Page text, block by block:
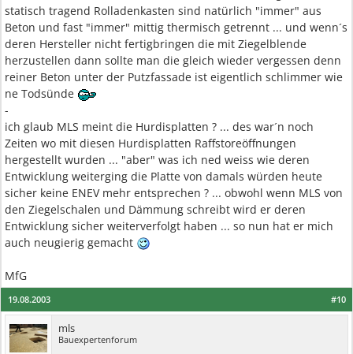
statisch tragend Rolladenkasten sind natürlich "immer" aus
Beton und fast "immer" mittig thermisch getrennt ... und wenn´s
deren Hersteller nicht fertigbringen die mit Ziegelblende
herzustellen dann sollte man die gleich wieder vergessen denn
reiner Beton unter der Putzfassade ist eigentlich schlimmer wie
ne Todsünde
-
ich glaub MLS meint die Hurdisplatten ? ... des war´n noch
Zeiten wo mit diesen Hurdisplatten Raffstoreöffnungen
hergestellt wurden ... "aber" was ich ned weiss wie deren
Entwicklung weiterging die Platte von damals würden heute
sicher keine ENEV mehr entsprechen ? ... obwohl wenn MLS von
den Ziegelschalen und Dämmung schreibt wird er deren
Entwicklung sicher weiterverfolgt haben ... so nun hat er mich
auch neugierig gemacht
MfG
#10
19.08.2003
mls
Bauexpertenforum